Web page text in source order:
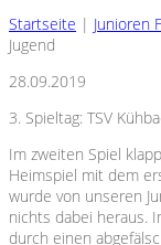
Startseite | Junioren
Jugend
28.09.2019
3. Spieltag: TSV
Im zweiten Spiel
Heimspiel mit dem
wurde von unseren
nichts dabei heraus.
durch einen